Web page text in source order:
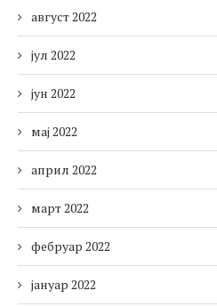
август 2022
јул 2022
јун 2022
мај 2022
април 2022
март 2022
фебруар 2022
јануар 2022